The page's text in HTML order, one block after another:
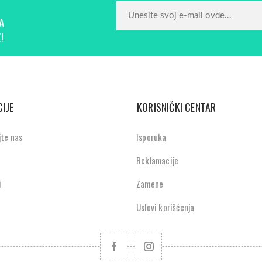
nas
KORISNIČKI CENTAR
Isporuka
Reklamacije
Zamene
Uslovi korišćenja